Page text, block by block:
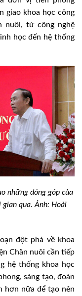
giao khoa học công
nuôi, từ công nghệ
học đến hệ thống
những đóng góp của
qua. Ảnh: Hoài
đột phá về khoa
Chăn nuôi cần tiếp
hệ thống khoa học
sáng tạo, đoàn
hơn nữa để tạo nên